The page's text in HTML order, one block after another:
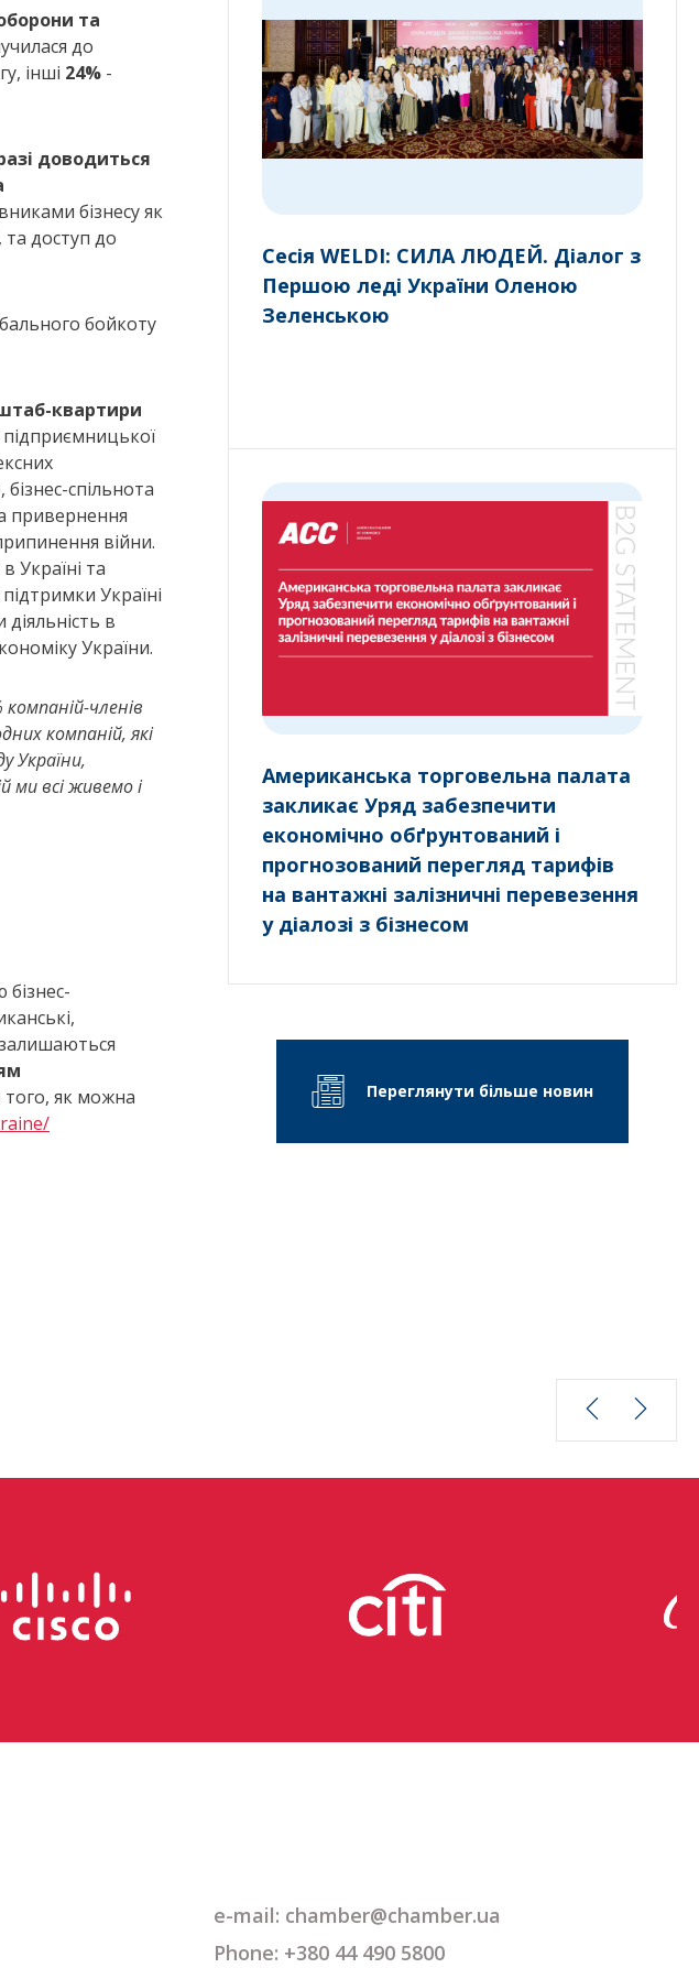
та
до
інші 24% -
доводиться
бізнесу як
, та доступ до
бойкоту
квартири
спільнота
привернення
війни.
Україні та
Україні
в
України.
компаній-членів
компаній, які
України,
ми всі живемо і
залишаються
як можна
Сесія WELDI: СИЛА ЛЮДЕЙ. Діалог з
Першою леді України Оленою
Зеленською
Американська торговельна палата
закликає Уряд забезпечити
економічно обґрунтований і
прогнозований перегляд тарифів
на вантажні залізничні перевезення
у діалозі з бізнесом
Переглянути більше новин
e-mail: chamber@chamber.ua
Phone: +380 44 490 5800